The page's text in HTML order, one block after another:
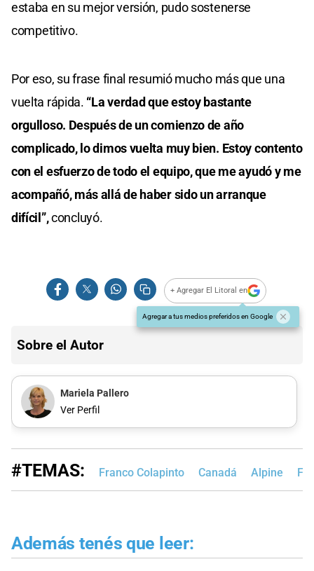
estaba en su mejor versión, pudo sostenerse
competitivo.
Por eso, su frase final resumió mucho más que una
vuelta rápida. “La verdad que estoy bastante
orgulloso. Después de un comienzo de año
complicado, lo dimos vuelta muy bien. Estoy contento
con el esfuerzo de todo el equipo, que me ayudó y me
acompañó, más allá de haber sido un arranque
difícil”,concluyó.
+ Agregar El Litoral en
Agregar a tus medios preferidos en Google
Sobre el Autor
Mariela Pallero
Ver Perfil
#TEMAS: Franco Colapinto Canadá Alpine
Además tenés que leer: